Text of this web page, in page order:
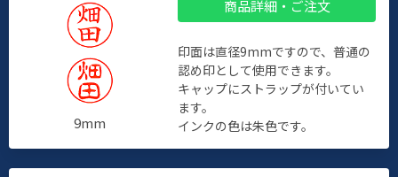
9mm
商品詳細・ご注文
印面は直径9mmですので、普通の
認め印として使用できます。
キャップにストラップが付いてい
ます。
インクの色は朱色です。